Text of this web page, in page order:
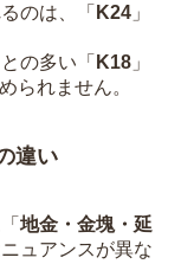
のは、「 K24 」
の多い「 K18 」
られません。
違い
地金・金塊・延
ュアンスが異な